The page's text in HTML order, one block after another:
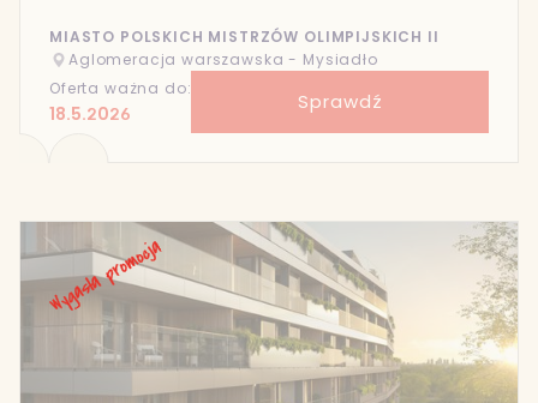
MIASTO POLSKICH MISTRZÓW OLIMPIJSKICH II
Aglomeracja warszawska - Mysiadło
Oferta ważna do:
18.5.2026 Sprawdź